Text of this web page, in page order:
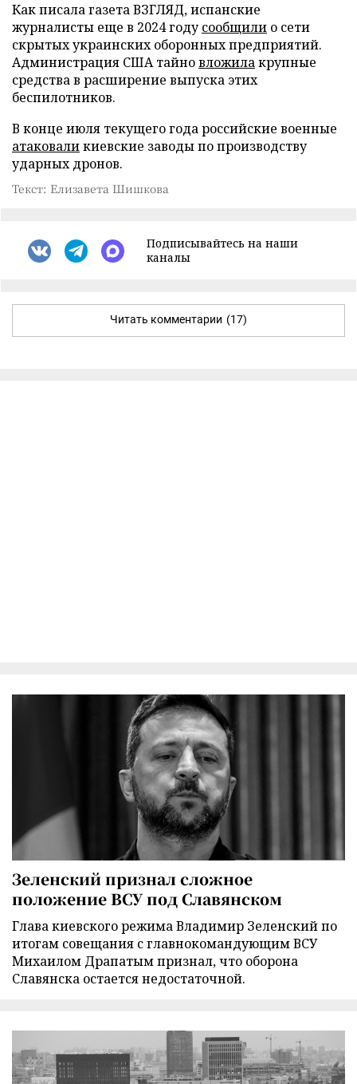
Как писала газета ВЗГЛЯД, испанские
журналисты еще в 2024 годусообщили о сети
скрытых украинских оборонных предприятий.
Администрация США тайновложилакрупные
средства в расширение выпуска этих
беспилотников.
В конце июля текущего года российские военные
атаковаликиевские заводы по производству
ударных дронов.
Текст: Елизавета Шишкова
Подписывайтесь на наши
каналы
Читать комментарии (17)
Зеленский признал сложное
положение ВСУ под Славянском
Глава киевского режима Владимир Зеленский по
итогам совещания с главнокомандующим ВСУ
Михаилом Драпатым признал, что оборона
Славянска остается недостаточной.